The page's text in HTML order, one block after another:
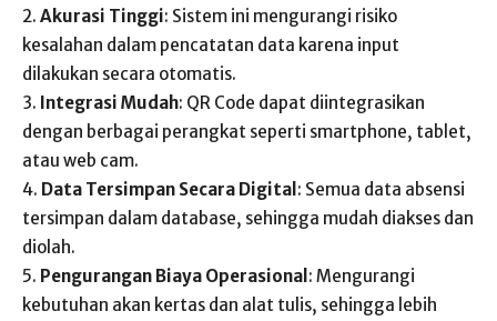
2. Akurasi Tinggi: Sistem ini mengurangi risiko
kesalahan dalam pencatatan data karena input
dilakukan secara otomatis.
3. Integrasi Mudah: QR Code dapat diintegrasikan
dengan berbagai perangkat seperti smartphone, tablet,
atau web cam.
4. Data Tersimpan Secara Digital : Semua data absensi
tersimpan dalam database, sehingga mudah diakses dan
diolah.
5. Pengurangan Biaya Operasional : Mengurangi
kebutuhan akan kertas dan alat tulis, sehingga lebih